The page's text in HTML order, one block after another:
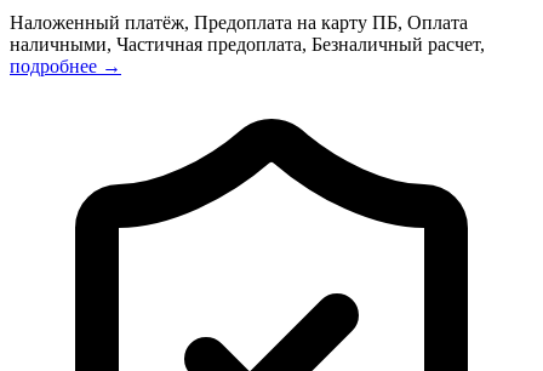
Наложенный платёж, Предоплата на карту ПБ, Оплата
наличными, Частичная предоплата, Безналичный расчет,
подробнее →